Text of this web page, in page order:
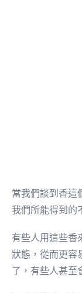
當我們談到香這
我們所能得到的
有些人用這些香
狀態，從而更容
了，有些人甚至